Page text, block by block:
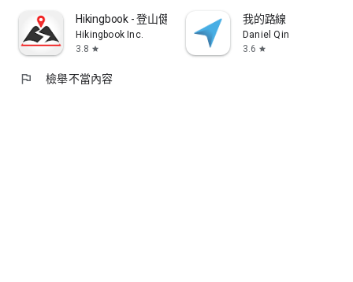
Hikingbook - 登山健行、跑步、單車，安全探索戶外
Hikingbook Inc.
3.8 star
我的路線
Daniel Qin
3.6 star
flag 檢舉不當內容